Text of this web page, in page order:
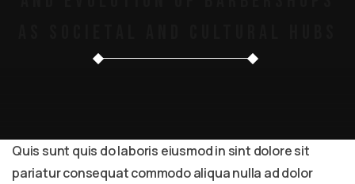
Quis sunt quis do laboris eiusmod in sint dolore sit
pariatur consequat commodo aliqua nulla ad dolor